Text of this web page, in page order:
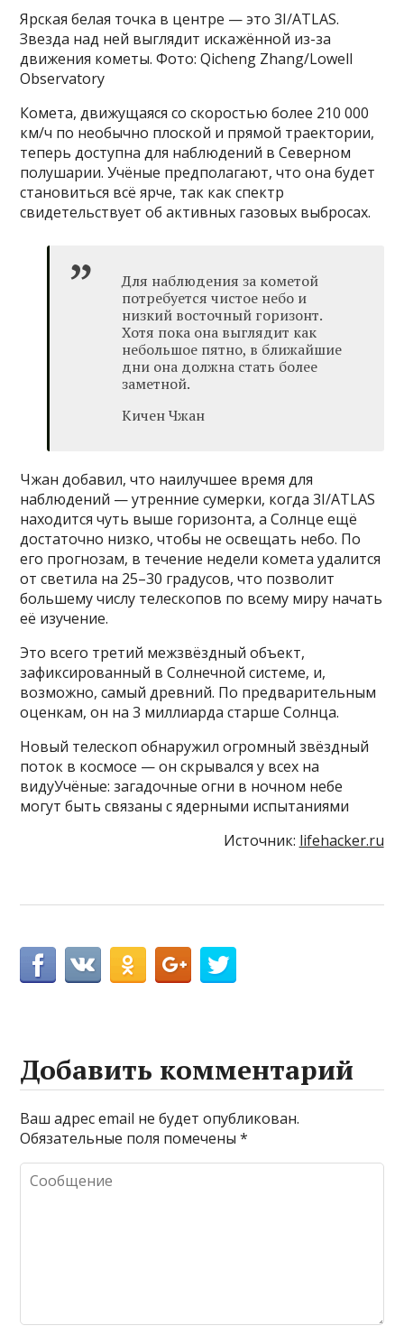
Ярская белая точка в центре — это 3I/ATLAS.
Звезда над ней выглядит искажённой из-за
движения кометы. Фото: Qicheng Zhang/Lowell
Observatory
Комета, движущаяся со скоростью более 210 000
км/ч по необычно плоской и прямой траектории,
теперь доступна для наблюдений в Северном
полушарии. Учёные предполагают, что она будет
становиться всё ярче, так как спектр
свидетельствует об активных газовых выбросах.
Для наблюдения за кометой
потребуется чистое небо и
низкий восточный горизонт.
Хотя пока она выглядит как
небольшое пятно, в ближайшие
дни она должна стать более
заметной.
Кичен Чжан
Чжан добавил, что наилучшее время для
наблюдений — утренние сумерки, когда 3I/ATLAS
находится чуть выше горизонта, а Солнце ещё
достаточно низко, чтобы не освещать небо. По
его прогнозам, в течение недели комета удалится
от светила на 25–30 градусов, что позволит
большему числу телескопов по всему миру начать
её изучение.
Это всего третий межзвёздный объект,
зафиксированный в Солнечной системе, и,
возможно, самый древний. По предварительным
оценкам, он на 3 миллиарда старше Солнца.
Новый телескоп обнаружил огромный звёздный
поток в космосе — он скрывался у всех на
видуУчёные: загадочные огни в ночном небе
могут быть связаны с ядерными испытаниями
Источник: lifehacker.ru
Добавить комментарий
Ваш адрес email не будет опубликован.
Обязательные поля помечены*